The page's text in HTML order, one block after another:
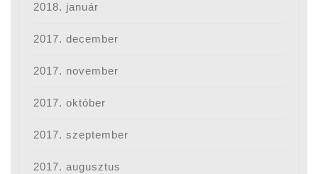
2018. január
2017. december
2017. november
2017. október
2017. szeptember
2017. augusztus